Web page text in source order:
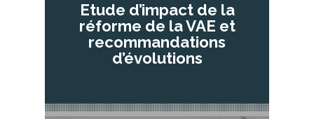
Etude d’impact de la
réforme de la VAE et
recommandations
d’évolutions